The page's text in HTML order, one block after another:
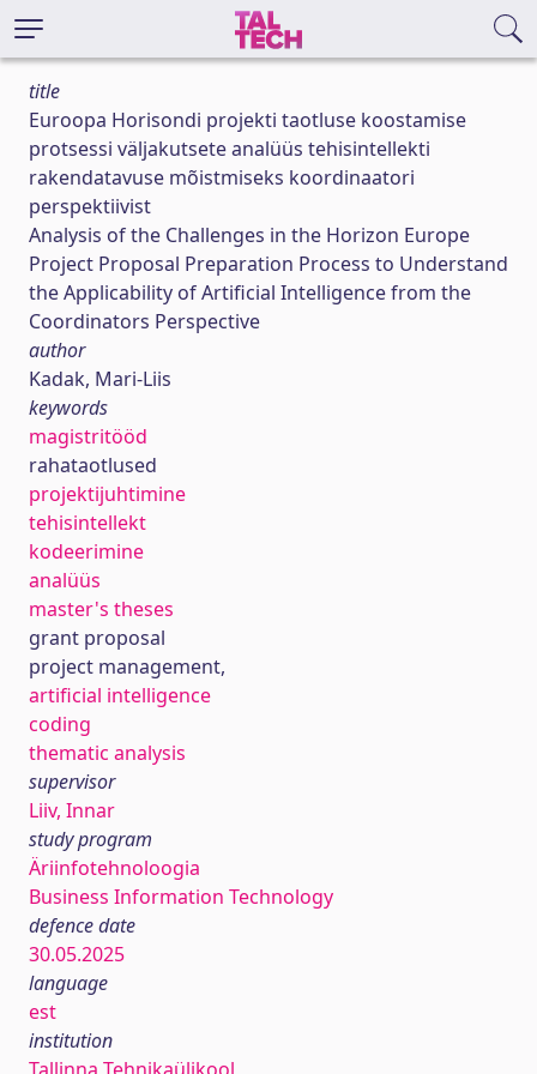
title
Euroopa Horisondi projekti taotluse koostamise
protsessi väljakutsete analüüs tehisintellekti
rakendatavuse mõistmiseks koordinaatori
perspektiivist
Analysis of the Challenges in the Horizon Europe
Project Proposal Preparation Process to Understand
the Applicability of Artificial Intelligence from the
Coordinators Perspective
author
Kadak, Mari-Liis
keywords
magistritööd
rahataotlused
projektijuhtimine
tehisintellekt
kodeerimine
analüüs
master's theses
grant proposal
project management,
artificial intelligence
coding
thematic analysis
supervisor
Liiv, Innar
study program
Äriinfotehnoloogia
Business Information Technology
defence date
30.05.2025
language
est
institution